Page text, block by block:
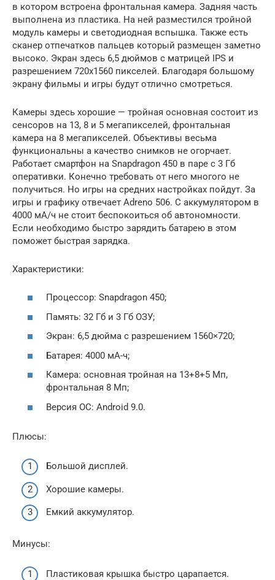
в котором встроена фронтальная камера. Задняя часть
выполнена из пластика. На ней разместился тройной
модуль камеры и светодиодная вспышка. Также есть
сканер отпечатков пальцев который размещен заметно
высоко. Экран здесь 6,5 дюймов с матрицей IPS и
разрешением 720х1560 пикселей. Благодаря большому
экрану фильмы и игры будут отлично смотреться.
Камеры здесь хорошие — тройная основная состоит из
сенсоров на 13, 8 и 5 мегапикселей, фронтальная
камера на 8 мегапикселей. Объективы весьма
функциональны а качество снимков не огорчает.
Работает смартфон на Snapdragon 450 в паре с 3 Гб
оперативки. Конечно требовать от него многого не
получиться. Но игры на средних настройках пойдут. За
игры и графику отвечает Adreno 506. С аккумулятором в
4000 мА/ч не стоит беспокоиться об автономности.
Если необходимо быстро зарядить батарею в этом
поможет быстрая зарядка.
Характеристики:
Процессор: Snapdragon 450;
Память: 32 Гб и 3 Гб ОЗУ;
Экран: 6,5 дюйма с разрешением 1560×720;
Батарея: 4000 мА-ч;
Камера: основная тройная на 13+8+5 Мп,
фронтальная 8 Мп;
Версия ОС: Android 9.0.
Плюсы:
Большой дисплей.
Хорошие камеры.
Емкий аккумулятор.
Минусы:
Пластиковая крышка быстро царапается.